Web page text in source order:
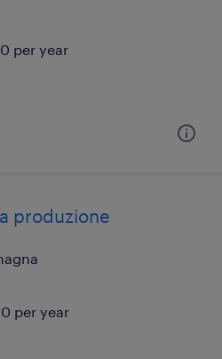
per year
produzione
per year